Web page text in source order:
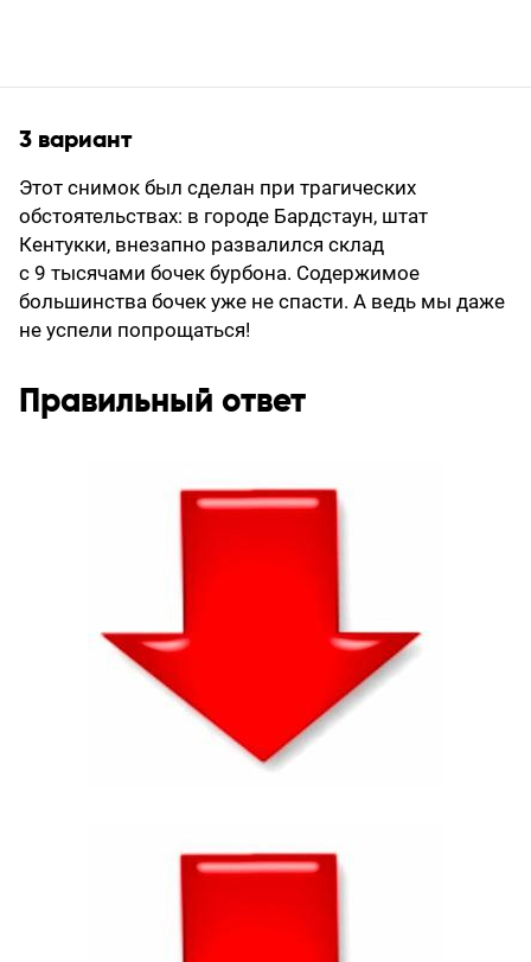
3 вариант
Этот снимок был сделан при трагических
обстоятельствах: в городе Бардстаун, штат
Кентукки, внезапно развалился склад
с 9 тысячами бочек бурбона. Содержимое
большинства бочек уже не спасти. А ведь мы даже
не успели попрощаться!
Правильный ответ